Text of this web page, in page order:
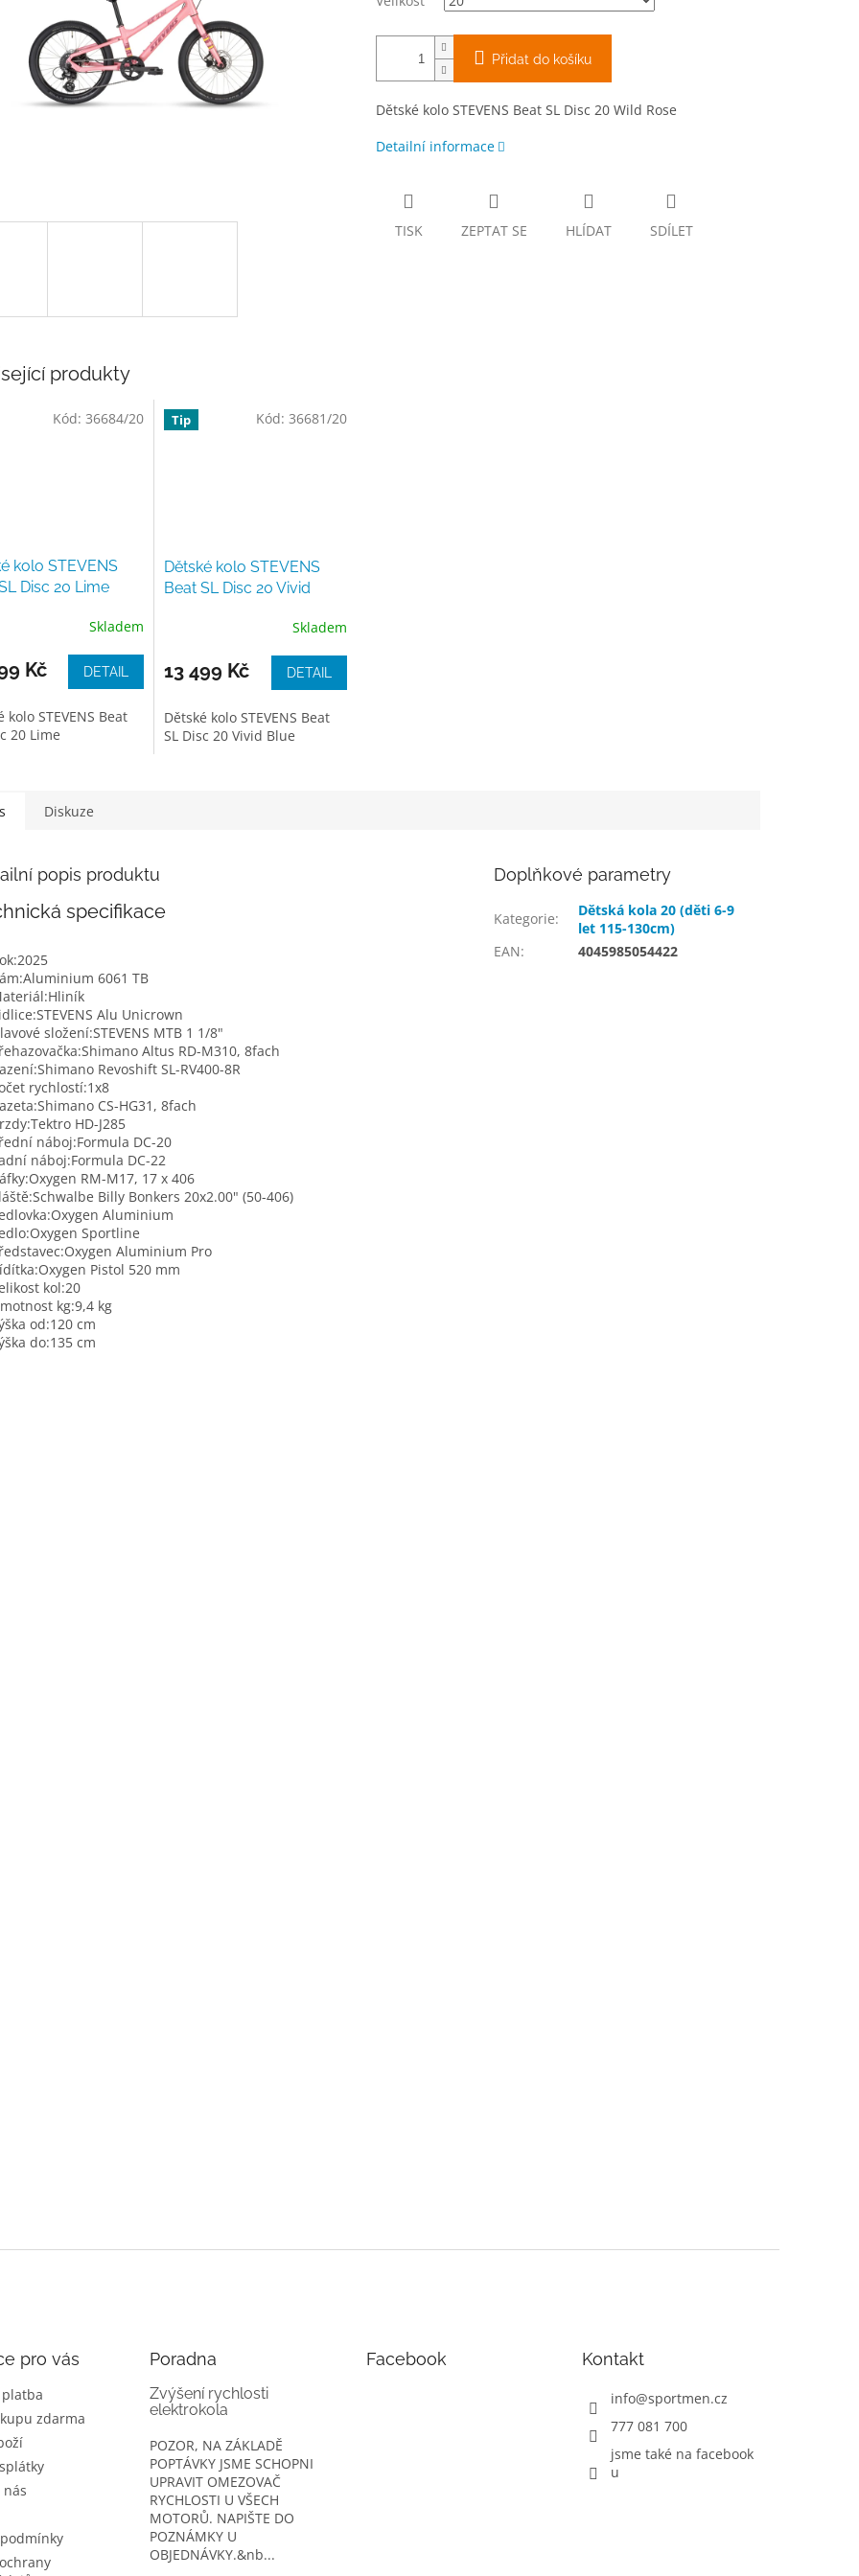
Přidat do košíku
Dětské kolo STEVENS Beat SL Disc 20 Wild Rose
Detailní informace
TISK ZEPTAT SE HLÍDAT SDÍLET
produkty
kolo STEVENS
Disc 20 Lime
Skladem
Kč DETAIL
kolo STEVENS Beat
20 Lime
Kód: 36684/20 Tip
Dětské kolo STEVENS
Beat SL Disc 20 Vivid
Skladem
13 499 Kč DETAIL
Dětské kolo STEVENS Beat
SL Disc 20 Vivid Blue
Kód: 36681/20
Diskuze
popis produktu
specifikace
2025
Aluminium 6061 TB
Hliník
STEVENS Alu Unicrown
složení:STEVENS MTB 1 1/8"
Shimano Altus RD-M310, 8fach
Shimano Revoshift SL-RV400-8R
rychlostí:1x8
Shimano CS-HG31, 8fach
Tektro HD-J285
náboj:Formula DC-20
náboj:Formula DC-22
Oxygen RM-M17, 17 x 406
Schwalbe Billy Bonkers 20x2.00" (50-406)
Oxygen Aluminium
Oxygen Sportline
Oxygen Aluminium Pro
Oxygen Pistol 520 mm
kol:20
kg:9,4 kg
od:120 cm
do:135 cm
Doplňkové parametry
Kategorie:
Dětská kola 20 (děti 6-9
let 115-130cm)
EAN: 4045985054422
pro vás
zdarma
Poradna
Zvýšení rychlosti
elektrokola
POZOR, NA ZÁKLADĚ
POPTÁVKY JSME SCHOPNI
UPRAVIT OMEZOVAČ
RYCHLOSTI U VŠECH
MOTORŮ. NAPIŠTE DO
POZNÁMKY U
OBJEDNÁVKY.&nb...
Facebook Kontakt
info@sportmen.cz
777 081 700
jsme také na facebook
u